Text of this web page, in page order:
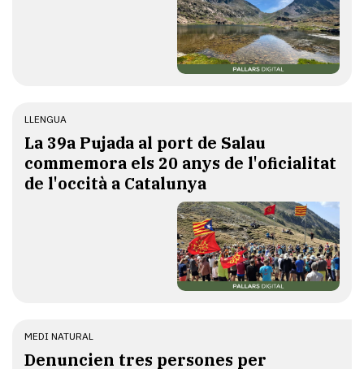
LLENGUA
​La 39a Pujada al port de Salau
commemora els 20 anys de l'oficialitat
de l'occità a Catalunya
MEDI NATURAL
Denuncien tres persones per